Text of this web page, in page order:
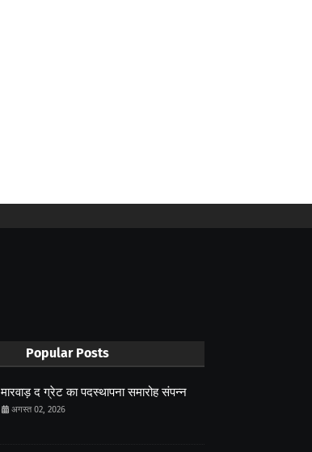
Popular Posts
मारवाड़ द ग्रेट का पदस्थापना समारोह संपन्न
अगस्त 02, 2026